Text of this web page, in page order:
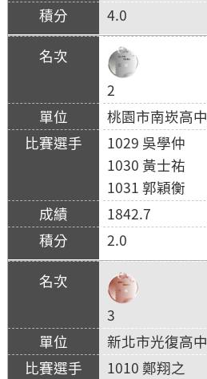
4.0
2
桃園市南崁高中
1029 吳學仲
1030 黃士祐
1031 郭穎衡
1842.7
2.0
3
新北市光復高中
1010 鄭翔之